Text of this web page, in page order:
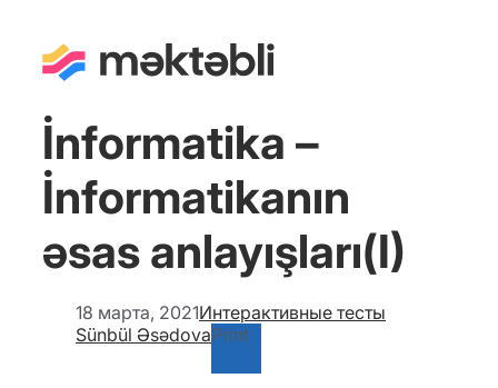
İnformatika –
İnformatikanın
əsas anlayışları(I)
18 марта, 2021Интерактивные тесты
Sünbül ƏsədovaPrint